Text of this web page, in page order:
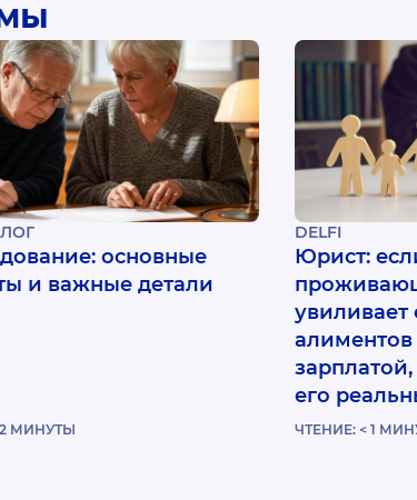
основные
и важные детали
2 МИНУТЫ
DELFI
Юрист:
увиливает
алиментов
его
ЧТЕНИЕ: < 1